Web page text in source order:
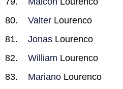
Valter Lourenco
Jonas Lourenco
William Lourenco
Mariano Lourenco